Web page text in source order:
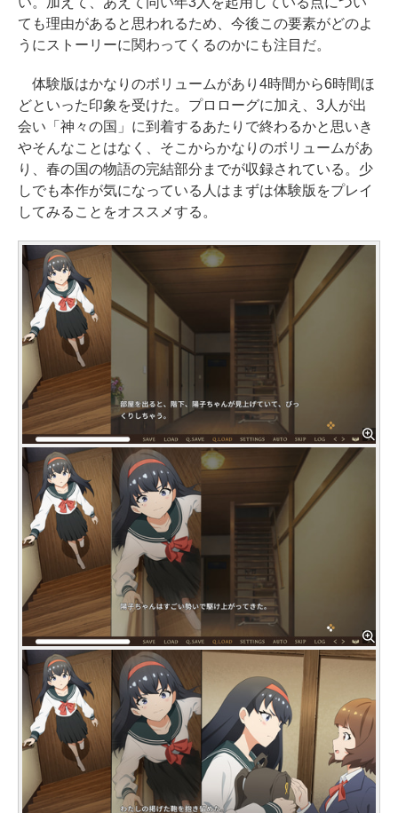
ても理由があると思われるため、今後この要素がどのよ
うにストーリーに関わってくるのかにも注目だ。
体験版はかなりのボリュームがあり4時間から6時間ほ
どといった印象を受けた。プロローグに加え、3人が出
会い「神々の国」に到着するあたりで終わるかと思いき
やそんなことはなく、そこからかなりのボリュームがあ
り、春の国の物語の完結部分までが収録されている。少
しでも本作が気になっている人はまずは体験版をプレイ
してみることをオススメする。